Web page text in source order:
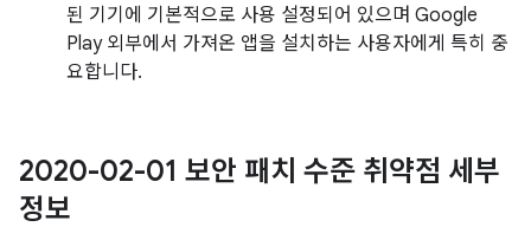
된 기기에 기본적으로 사용 설정되어 있으며 Google
Play 외부에서 가져온 앱을 설치하는 사용자에게 특히 중
요합니다.
2020-02-01 보안 패치 수준 취약점 세부
정보